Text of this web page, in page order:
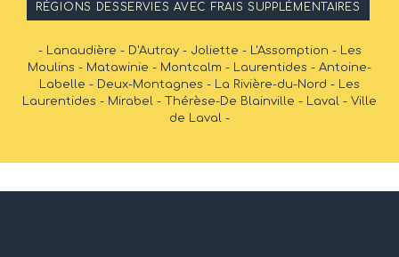
RÉGIONS DESSERVIES AVEC FRAIS SUPPLÉMENTAIRES
- Lanaudière - D'Autray - Joliette - L'Assomption - Les
Moulins - Matawinie - Montcalm - Laurentides - Antoine-
Labelle - Deux-Montagnes - La Rivière-du-Nord - Les
Laurentides - Mirabel - Thérèse-De Blainville - Laval - Ville
de Laval -